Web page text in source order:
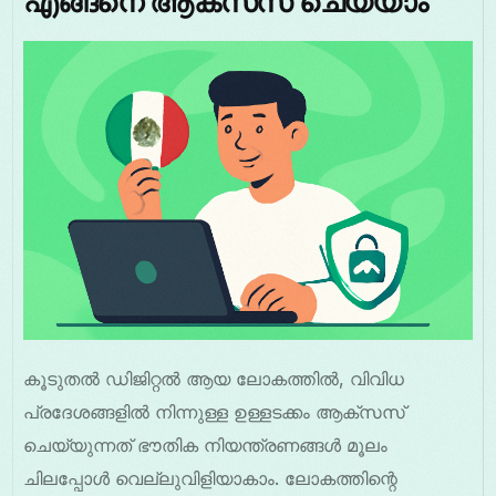
കൂടുതൽ ഡിജിറ്റൽ ആയ ലോകത്തിൽ, വിവിധ
പ്രദേശങ്ങളിൽ നിന്നുള്ള ഉള്ളടക്കം ആക്സസ്
ചെയ്യുന്നത് ഭൗതിക നിയന്ത്രണങ്ങൾ മൂലം
ചിലപ്പോൾ വെല്ലുവിളിയാകാം. ലോകത്തിന്റെ